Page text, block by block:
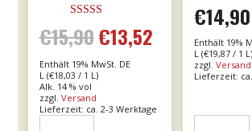
5.00
von 5
€15,90 Ursprünglicher
Preis
war:
€13,52Aktueller
ist:
Enthält 19% MwSt. DE
L (€18,03 / 1 L)
Alk. 14 % vol
zzgl. Versand
Lieferzeit: ca. 2-3 Werktage
€14,90
Enthält 19%
L (€19,87 / 1 L)
zzgl.Versand
Lieferzeit: